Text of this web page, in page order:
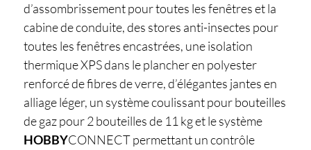
d’assombrissement pour toutes les fenêtres et la
cabine de conduite, des stores anti-insectes pour
toutes les fenêtres encastrées, une isolation
thermique XPS dans le plancher en polyester
renforcé de fibres de verre, d’élégantes jantes en
alliage léger, un système coulissant pour bouteilles
de gaz pour 2 bouteilles de 11 kg et le système
HOBBYCONNECT permettant un contrôle